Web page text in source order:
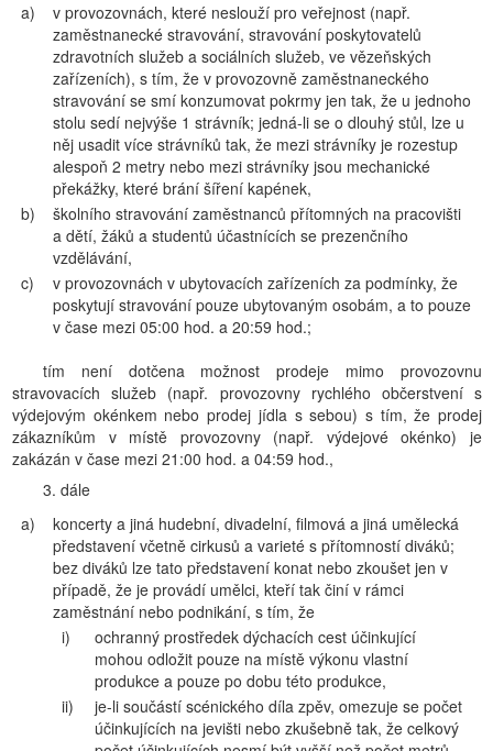
a)
v provozovnách, které neslouží pro veřejnost (např.
zaměstnanecké stravování, stravování poskytovatelů
zdravotních služeb a sociálních služeb, ve vězeňských
zařízeních), s tím, že v provozovně zaměstnaneckého
stravování se smí konzumovat pokrmy jen tak, že u jednoho
stolu sedí nejvýše 1 strávník; jedná-li se o dlouhý stůl, lze u
něj usadit více strávníků tak, že mezi strávníky je rozestup
alespoň 2 metry nebo mezi strávníky jsou mechanické
překážky, které brání šíření kapének,
b)
školního stravování zaměstnanců přítomných na pracovišti
a dětí, žáků a studentů účastnících se prezenčního
vzdělávání,
c)
v provozovnách v ubytovacích zařízeních za podmínky, že
poskytují stravování pouze ubytovaným osobám, a to pouze
v čase mezi 05:00 hod. a 20:59 hod.;
tím není dotčena možnost prodeje mimo provozovnu
stravovacích služeb (např. provozovny rychlého občerstvení s
výdejovým okénkem nebo prodej jídla s sebou) s tím, že prodej
zákazníkům v místě provozovny (např. výdejové okénko) je
zakázán v čase mezi 21:00 hod. a 04:59 hod.,
3. dále
a)
koncerty a jiná hudební, divadelní, filmová a jiná umělecká
představení včetně cirkusů a varieté s přítomností diváků;
bez diváků lze tato představení konat nebo zkoušet jen v
případě, že je provádí umělci, kteří tak činí v rámci
zaměstnání nebo podnikání, s tím, že
i)
ochranný prostředek dýchacích cest účinkující
mohou odložit pouze na místě výkonu vlastní
produkce a pouze po dobu této produkce,
ii)
je-li součástí scénického díla zpěv, omezuje se počet
účinkujících na jevišti nebo zkušebně tak, že celkový